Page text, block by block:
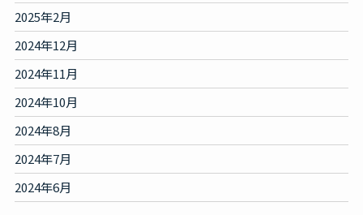
2025年2月
2024年12月
2024年11月
2024年10月
2024年8月
2024年7月
2024年6月